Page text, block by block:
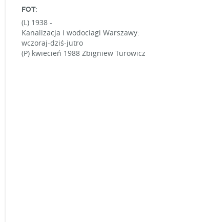
FOT:
(L) 1938 -
Kanalizacja i wodociagi Warszawy:
wczoraj-dziś-jutro
(P) kwiecień 1988 Zbigniew Turowicz